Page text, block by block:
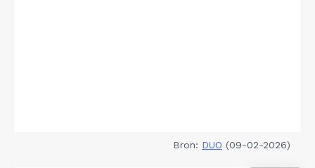
Bron: DUO (09-02-2026)